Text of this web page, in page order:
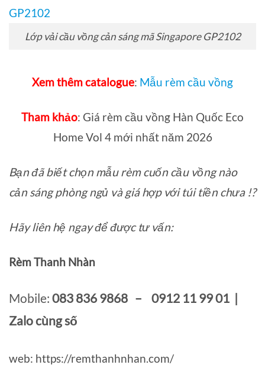
Lớp vải cầu vồng cản sáng mã Singapore GP2102
Xem thêm catalogue: Mẫu rèm cầu vồng
Tham khảo: Giá rèm cầu vồng Hàn Quốc Eco
Home Vol 4 mới nhất năm 2026
Bạn đã biết chọn mẫu rèm cuốn cầu vồng nào
cản sáng phòng ngủ và giá hợp với túi tiền chưa !?
Hãy liên hệ ngay để được tư vấn:
Rèm Thanh Nhàn
Mobile: 083 836 9868 – 0912 11 99 01 |
Zalo cùng số
web: https://remthanhnhan.com/